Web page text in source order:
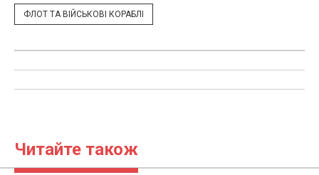
ФЛОТ ТА ВІЙСЬКОВІ КОРАБЛІ
Читайте також